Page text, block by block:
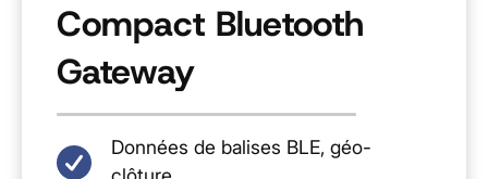
Compact Bluetooth
Gateway
Données de balises BLE, géo-